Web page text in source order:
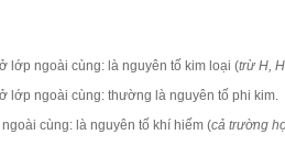
lớp ngoài cùng: là nguyên tố kim loại (trừ H,
lớp ngoài cùng: thường là nguyên tố phi kim.
cùng: là nguyên tố khí hiếm (cả trường